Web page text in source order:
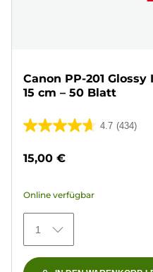
Canon PP-201
15 cm – 50 Blatt
4.7 (434)
4.7
434
Bewertungen
15,00 €
Online verfügbar
1